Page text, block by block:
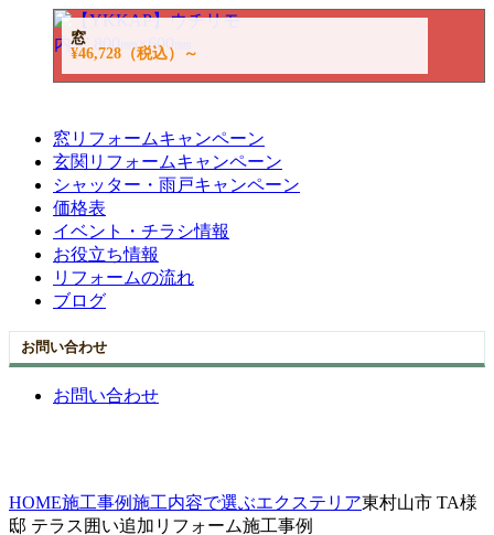
窓
¥46,728（税込）～
窓リフォームキャンペーン
玄関リフォームキャンペーン
シャッター・雨戸キャンペーン
価格表
イベント・チラシ情報
お役立ち情報
リフォームの流れ
ブログ
お問い合わせ
お問い合わせ
HOME施工事例施工内容で選ぶエクステリア東村山市 TA様
邸 テラス囲い追加リフォーム施工事例